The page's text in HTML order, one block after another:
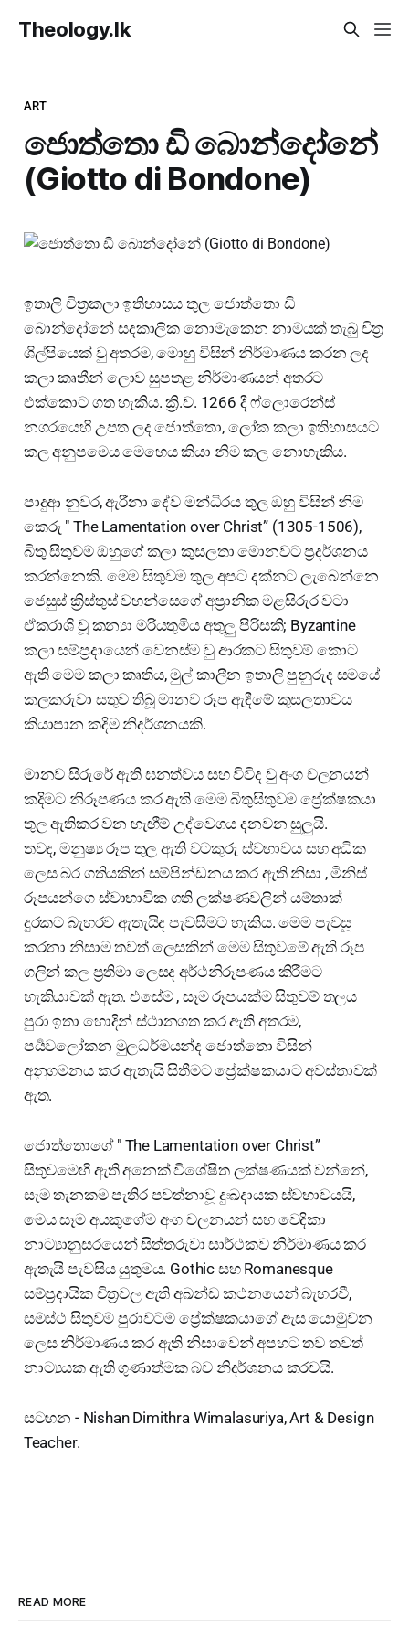
Theology.lk
ART
ජොත්තො ඩි බොන්දෝනේ
(Giotto di Bondone)
ඉතාලි චිත්‍රකලා ඉතිහාසය තුල ජොත්තො ඩි
බොන්දෝනේ සදකාලික නොමැකෙන නාමයක් තැබු චිත්‍ර
ශිල්පියෙක් වු අතරම, මොහු විසින් නිර්මාණය කරන ලද
කලා කෘතීන් ලොව සුපතළ නිර්මාණයන් අතරට
එක්කොට ගත හැකිය. ක්‍රි.ව. 1266 දී ෆ්ලොරෙන්ස්
නගරයෙහි උපත ලද ජොත්තො, ලෝක කලා ඉතිහාසයට
කල අනුපමෙය මෙහෙය කියා නිම කල නොහැකිය.
පාදුආ නුවර, ඇරීනා දේව මන්ධිරය තුල ඔහු විසින් නිම
කෙරු " The Lamentation over Christ” (1305-1506),
බිතු සිතුවම ඔහුගේ කලා කුසලතා මොනවට ප්‍රදර්ශනය
කරන්නෙකි. මෙම සිතුවම තුල අපට දක්නට ලැබෙන්නෙ
ජෙසුස් ක්‍රිස්තුස් වහන්සෙගේ අප්‍රානික මළසිරුර වටා
ඒකරාශි වූ කන්‍යා මරියතුමිය අතුලු පිරිසකි; Byzantine
කලා සම්ප්‍රදායෙන් වෙනස්ම වු ආරකට සිතුවම් කොට
ඇති මෙම කලා කෘතිය, මුල් කාලීන ඉතාලි පුනුරුද සමයේ
කලකරුවා සතුව තිබූ මානව රූප ඇඳීමේ කුසලතාවය
කියාපාන කදිම නිදර්ශනයකි.
මානව සිරුරේ ඇති ඝනත්වය සහ විවිද වු අංග චලනයන්
කදිමට නිරූපණය කර ඇති මෙම බිතුසිතුවම ප්‍රේක්ෂකයා
තුල ඇතිකර වන හැඟීම් උද්වෙගය දනවන සුලුයි.
තවද, මනුෂ්‍ය රූප තුල ඇති වටකුරු ස්වභාවය සහ අධික
ලෙස බර ගතියකින් සම්පින්ඩනය කර ඇති නිසා , මිනිස්‍
රූපයන්ගෙ ස්වාභාවික ගති ලක්ෂණවලින් යම්තාක්
දුරකට බැහරව ඇතැයිද පැවසීමට හැකිය. මෙම පැවසූ
කරනා නිසාම තවත් ලෙසකින් මෙම සිතුවමේ ඇති රූප
ගලින් කල ප්‍රතිමා ලෙසද අර්ථනිරූපණය කිරීමට
හැකියාවක් ඇත. එසේම , සෑම රූපයක්ම සිතුවම් තලය
පුරා ඉතා හොදින් ස්ථානගත කර ඇති අතරම,
පර්‍යවලෝකන මුලධර්මයන්ද ජොත්තො විසින්
අනුගමනය කර ඇතැයි සිතීමට ප්‍රේක්ෂකයාට අවස්තාවක්
ඇත.
ජොත්තොගේ " The Lamentation over Christ”
සිතුවමෙහි ඇති අනෙක් විශේෂිත ලක්ෂණයක් වන්නේ,
සැම තැනකම පැතිර පවත්නාවූ දුඃඛදායක ස්වභාවයයි,
මෙය සෑම අයකුගේම අංග චලනයන් සහ වෙදිකා
නාට්‍යානුසරයෙන් සිත්තරුවා සාර්ථකව නිර්මාණය කර
ඇතැයි පැවසිය යුතුමය. Gothic සහ Romanesque
සම්ප්‍රදායික චිත්‍රවල ඇති අඛන්ඩ කථනයෙන් බැහරවී,
සමස්ථ සිතුවම පුරාවටම ප්‍රේක්ෂකයාගේ ඇස යොමුවන
ලෙස නිර්මාණය කර ඇති නිසාවෙන් අපහට තව තවත්
නාට්‍යයක ඇති ගුණාත්මක බව නිදර්ශනය කරවයි.
සටහන - Nishan Dimithra Wimalasuriya, Art & Design
Teacher.
READ MORE